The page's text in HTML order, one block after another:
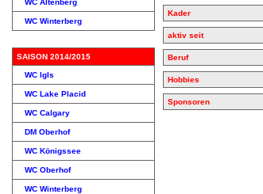
WC Altenberg
WC Winterberg
SAISON 2014/2015
WC Igls
WC Lake Placid
WC Calgary
DM Oberhof
WC Königssee
WC Oberhof
WC Winterberg
Kader
aktiv seit
Beruf
Hobbies
Sponsoren